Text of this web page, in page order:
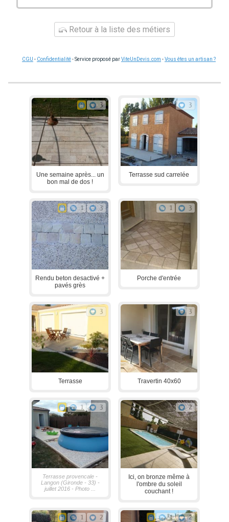
Retour à la liste des métiers
CGU - Confidentialité- Service proposé parViteUnDevis.com -Vous êtes un artisan ?
3
Une semaine après... un
bon mal de dos !
3
Terrasse sud carrelée
1 3
Rendu beton desactivé +
pavés grès
1 3
Porche d'entrée
3
Terrasse
3
Travertin 40x60
1 3
Terrasse provencale -
Langon (Gironde - 33) -
juillet 2016 - Photo ...
2
Ici, on bronze même à
l'ombre du soleil
couchant !
1 2 1 2